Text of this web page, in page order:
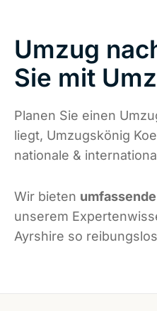
Umzug
Sie mit
Planen Sie einen
liegt, Umzugskönig
nationale &
Wir bieten
unserem
Ayrshire so